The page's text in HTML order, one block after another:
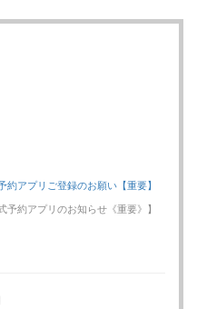
約アプリご登録のお願い【重要】
予約アプリのお知らせ《重要》】